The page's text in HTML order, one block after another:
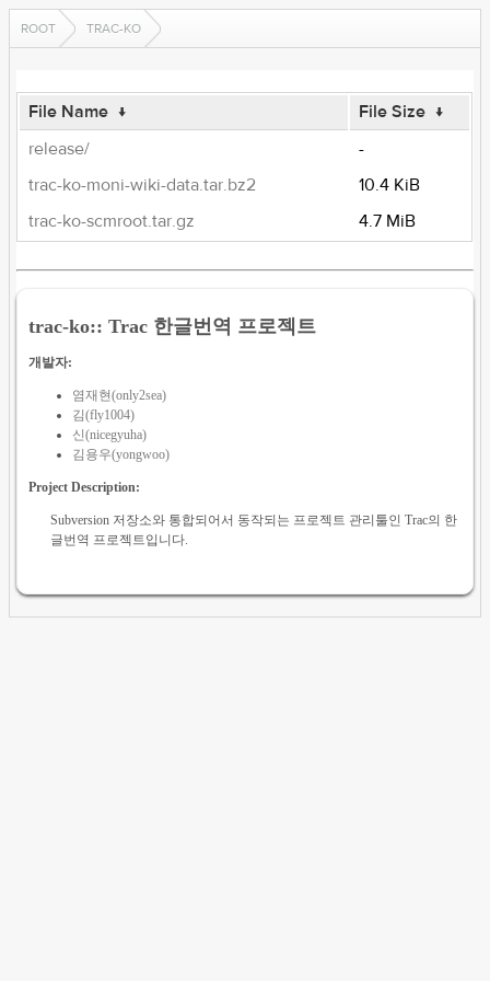
ROOT TRAC-KO
File Name ↓ File Size ↓
release/
-
trac-ko-moni-wiki-data.tar.bz2
10.4 KiB
trac-ko-scmroot.tar.gz
4.7 MiB
trac-ko:: Trac 한글번역 프로젝트
개발자:
염재현(only2sea)
김(fly1004)
신(nicegyuha)
김용우(yongwoo)
Project Description:
Subversion 저장소와 통합되어서 동작되는 프로젝트 관리툴인 Trac의 한
글번역 프로젝트입니다.